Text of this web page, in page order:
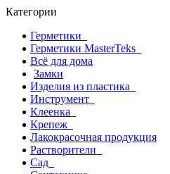
Категории
Герметики
Герметики MasterTeks
Всё для дома
Замки
Изделия из пластика
Инструмент
Клеенка
Крепеж
Лакокрасочная продукция
Растворители
Сад